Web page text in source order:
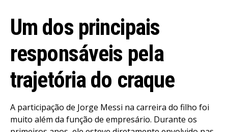
Um dos principais
responsáveis pela
trajetória do craque
A participação de Jorge Messi na carreira do filho foi
muito além da função de empresário. Durante os